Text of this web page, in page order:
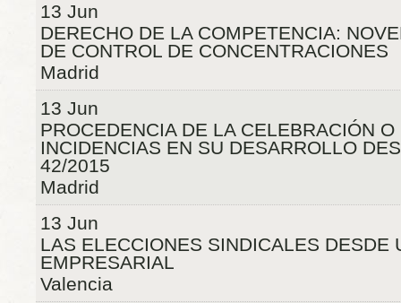
13 Jun
DERECHO DE LA COMPETENCIA:
DE CONTROL DE CONCENTRACIONES
Madrid
13 Jun
PROCEDENCIA DE LA CELEBRACIÓN
INCIDENCIAS EN SU DESARROLLO
42/2015
Madrid
13 Jun
LAS ELECCIONES SINDICALES DESDE
EMPRESARIAL
Valencia